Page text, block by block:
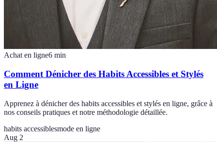
Achat en ligne6 min
Comment Dénicher des Habits Accessibles et Stylés
en Ligne
Apprenez à dénicher des habits accessibles et stylés en ligne, grâce à
nos conseils pratiques et notre méthodologie détaillée.
habits accessiblesmode en ligne
Aug 2